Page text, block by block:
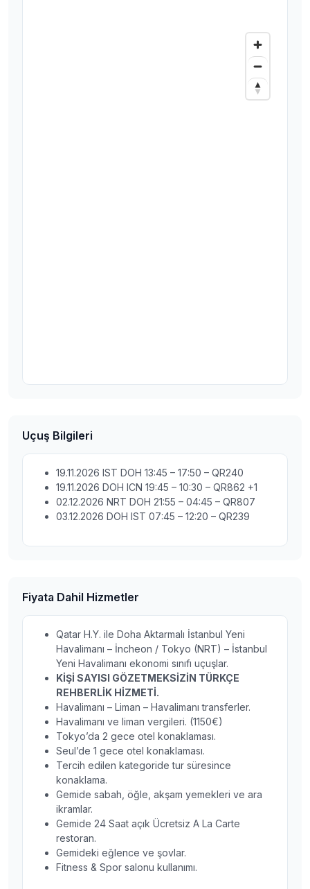
Uçuş Bilgileri
19.11.2026 IST DOH 13:45 – 17:50 – QR240
19.11.2026 DOH ICN 19:45 – 10:30 – QR862 +1
02.12.2026 NRT DOH 21:55 – 04:45 – QR807
03.12.2026 DOH IST 07:45 – 12:20 – QR239
Fiyata Dahil Hizmetler
Qatar H.Y. ile Doha Aktarmalı İstanbul Yeni
Havalimanı – İncheon / Tokyo (NRT) – İstanbul
Yeni Havalimanı ekonomi sınıfı uçuşlar.
KİŞİ SAYISI GÖZETMEKSİZİN TÜRKÇE
REHBERLİK HİZMETİ.
Havalimanı – Liman – Havalimanı transferler.
Havalimanı ve liman vergileri. (1150€)
Tokyo’da 2 gece otel konaklaması.
Seul’de 1 gece otel konaklaması.
Tercih edilen kategoride tur süresince
konaklama.
Gemide sabah, öğle, akşam yemekleri ve ara
ikramlar.
Gemide 24 Saat açık Ücretsiz A La Carte
restoran.
Gemideki eğlence ve şovlar.
Fitness & Spor salonu kullanımı.